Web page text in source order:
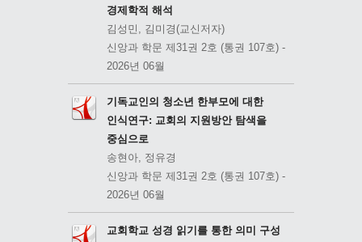
경제학적 해석
김성민, 김미경(교신저자)
신앙과 학문 제31권 2호 (통권 107호) -
2026년 06월
기독교인의 청소년 한부모에 대한
인식연구: 교회의 지원방안 탐색을
중심으로
송현아, 정유경
신앙과 학문 제31권 2호 (통권 107호) -
2026년 06월
교회학교 성경 읽기를 통한 의미 구성